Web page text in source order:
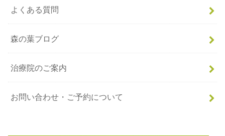
よくある質問
森の葉ブログ
治療院のご案内
お問い合わせ・ご予約について